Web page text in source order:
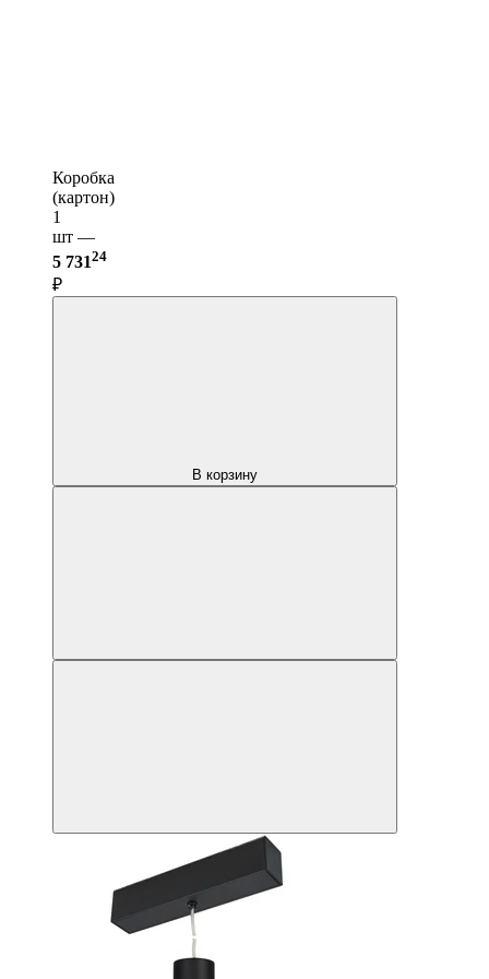
Коробка
(картон)
1
шт —
5 73124
₽
В корзину